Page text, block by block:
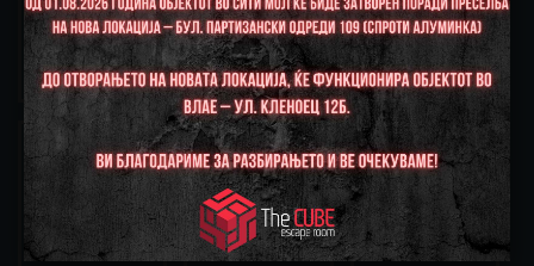
Слободни:4
РЕЗЕРВИРАЈ
Слободни:4
РЕЗЕРВИРАЈ
Слободни:4
РЕЗЕРВИРАЈ
19
Слободни:4
РЕЗЕРВИРАЈ
20
Слободни:4
РЕЗЕРВИРАЈ
21
Слободни:4
РЕЗЕРВИРАЈ